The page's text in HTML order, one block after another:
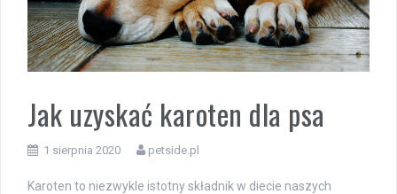
Jak uzyskać karoten dla psa
1 sierpnia 2020 petside.pl
Karoten to niezwykle istotny składnik w diecie naszych